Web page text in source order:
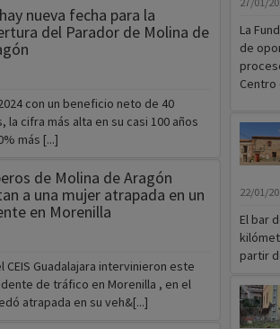
nueva fecha para la
del Parador de Molina de
con un beneficio neto de 40
la cifra más alta en su casi 100 años
más [...]
de Molina de Aragón
a una mujer atrapada en un
en Morenilla
CEIS Guadalajara intervinieron este
de tráfico en Morenilla , en el
atrapada en su veh&[...]
La
de
Centro
22/01/
El bar
partir